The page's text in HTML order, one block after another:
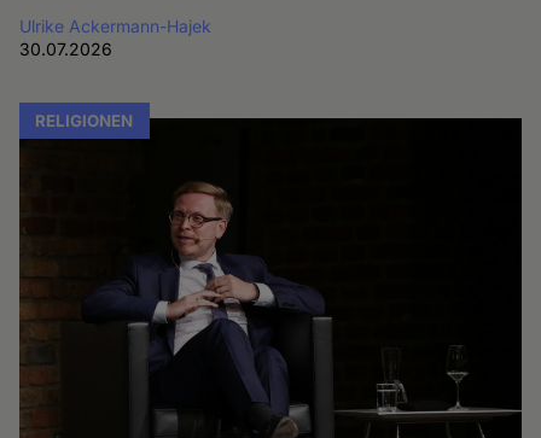
Ulrike Ackermann-Hajek
30.07.2026
RELIGIONEN